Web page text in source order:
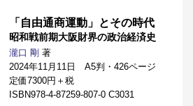
「自由通商運動」とその時代
昭和戦前期大阪財界の政治経済史
瀧口 剛 著
2024年11月11日 A5判・426ページ
定価7300円＋税
ISBN978-4-87259-807-0 C3031